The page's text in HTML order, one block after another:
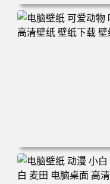
电脑壁纸 动漫 冬季 公
160 电脑桌面 高清壁纸
电脑壁纸 可爱动物 喵
纸 壁纸下载 壁纸大全